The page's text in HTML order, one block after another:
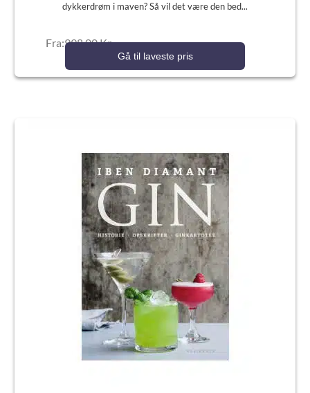
dykkerdrøm i maven? Så vil det være den bed...
Fra:998,00 Kr.
Gå til laveste pris